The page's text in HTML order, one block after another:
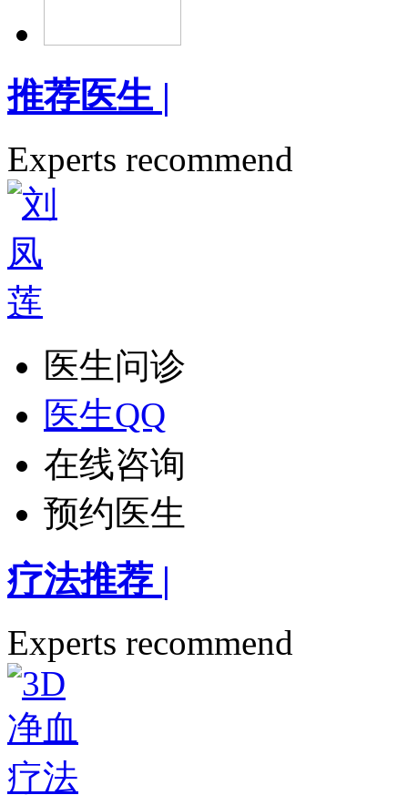
推荐医生 |
Experts recommend
医生问诊
医生QQ
在线咨询
预约医生
疗法推荐 |
Experts recommend